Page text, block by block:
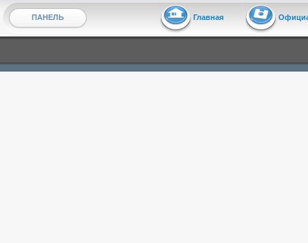
ПАНЕЛЬ Главная